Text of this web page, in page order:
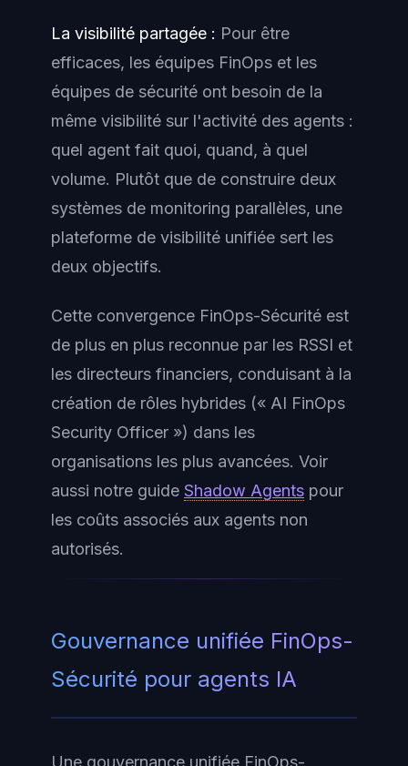
La visibilité partagée : Pour être
efficaces, les équipes FinOps et les
équipes de sécurité ont besoin de la
même visibilité sur l'activité des agents :
quel agent fait quoi, quand, à quel
volume. Plutôt que de construire deux
systèmes de monitoring parallèles, une
plateforme de visibilité unifiée sert les
deux objectifs.
Cette convergence FinOps-Sécurité est
de plus en plus reconnue par les RSSI et
les directeurs financiers, conduisant à la
création de rôles hybrides (« AI FinOps
Security Officer ») dans les
organisations les plus avancées. Voir
aussi notre guide Shadow Agents pour
les coûts associés aux agents non
autorisés.
Gouvernance unifiée FinOps-
Sécurité pour agents IA
Une gouvernance unifiée FinOps-